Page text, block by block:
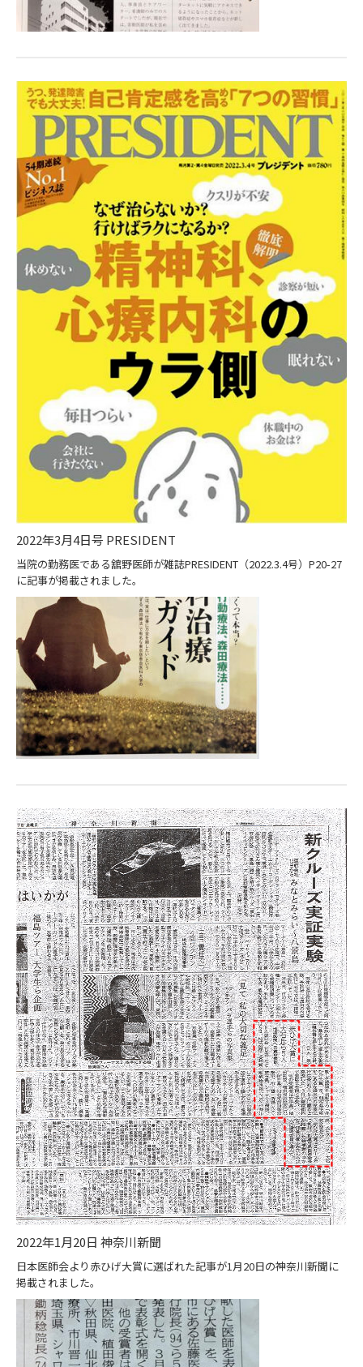
2022年3月4日号 PRESIDENT
当院の勤務医である舘野医師が雑誌PRESIDENT（2022.3.4号）P20-27
に記事が掲載されました。
2022年1月20日 神奈川新聞
日本医師会より赤ひげ大賞に選ばれた記事が1月20日の神奈川新聞に
掲載されました。